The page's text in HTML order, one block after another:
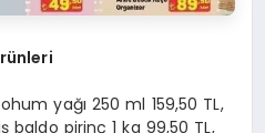
yağı 250 ml 159,50 TL,
pirinç 1 kg 99,50 TL,